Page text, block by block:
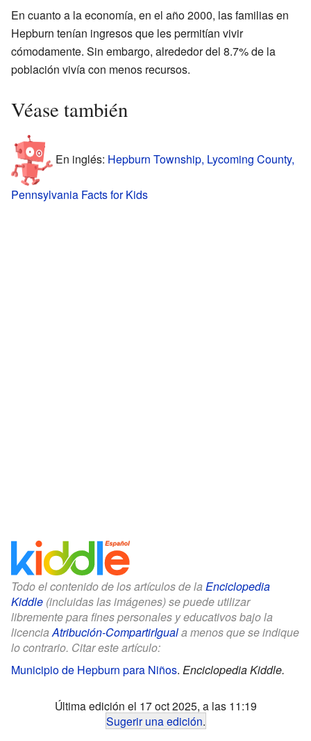
En cuanto a la economía, en el año 2000, las familias en
Hepburn tenían ingresos que les permitían vivir
cómodamente. Sin embargo, alrededor del 8.7% de la
población vivía con menos recursos.
Véase también
En inglés: Hepburn Township, Lycoming County,
Pennsylvania Facts for Kids
Todo el contenido de los artículos de la Enciclopedia
Kiddle (incluidas las imágenes) se puede utilizar
libremente para fines personales y educativos bajo la
licenciaAtribución-CompartirIguala menos que se indique
lo contrario. Citar este artículo:
Municipio de Hepburn para Niños. Enciclopedia Kiddle.
Última edición el 17 oct 2025, a las 11:19
Sugerir una edición.